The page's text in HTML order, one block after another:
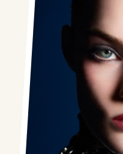
Instagram
Youtube
TikTok
X(Twitter)